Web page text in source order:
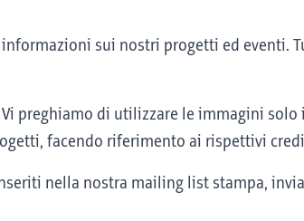
sui nostri progetti ed eventi.
preghiamo di utilizzare le immagini solo
facendo riferimento ai rispettivi
nella nostra mailing list stampa,